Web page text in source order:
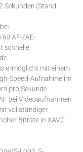
Sekunden (Stand
AF-/AE-
schnelle
ermöglicht mit einem
Speed-Aufnahme im
pro Sekunde
bei Videoaufnahmen
vollständiger
Bitrate in XAVC